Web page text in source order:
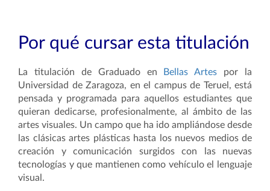
Por qué cursar esta titulación
La titulación de Graduado en Bellas Artes por la
Universidad de Zaragoza, en el campus de Teruel, está
pensada y programada para aquellos estudiantes que
quieran dedicarse, profesionalmente, al ámbito de las
artes visuales. Un campo que ha ido ampliándose desde
las clásicas artes plásticas hasta los nuevos medios de
creación y comunicación surgidos con las nuevas
tecnologías y que mantienen como vehículo el lenguaje
visual.